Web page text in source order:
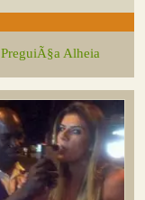
PreguiÃ§a Alheia